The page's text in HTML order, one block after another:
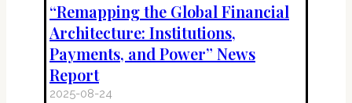
“Remapping the Global Financial
Architecture: Institutions,
Payments, and Power” News
Report
2025-08-24